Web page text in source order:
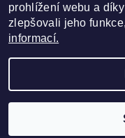
2026 © ablampy.cz,
Podle zákona o evidenci
je prodávající povinen
Zároveň je povinen
prohlížení webu a
zlepšovali jeho
informací.